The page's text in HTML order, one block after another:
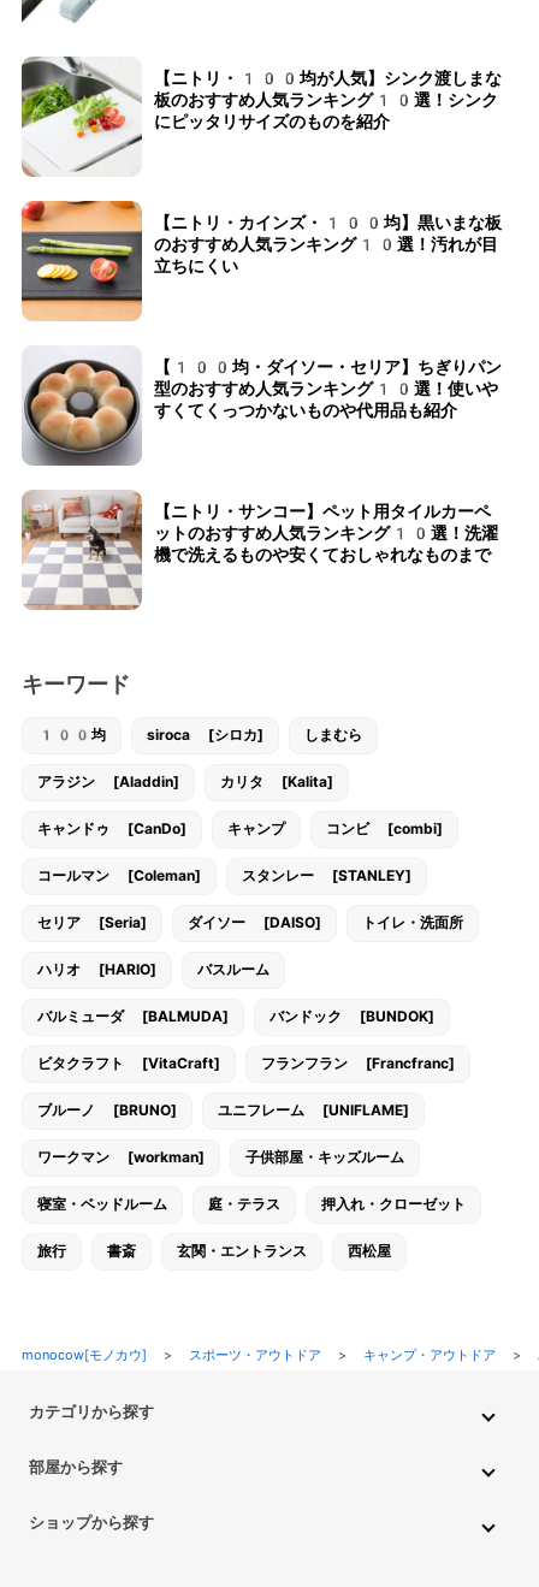
【ニトリ・100均が人気】シンク渡しまな
板のおすすめ人気ランキング10選！シンク
にピッタリサイズのものを紹介
【ニトリ・カインズ・100均】黒いまな板
のおすすめ人気ランキング10選！汚れが目
立ちにくい
【100均・ダイソー・セリア】ちぎりパン
型のおすすめ人気ランキング10選！使いや
すくてくっつかないものや代用品も紹介
【ニトリ・サンコー】ペット用タイルカーペ
ットのおすすめ人気ランキング10選！洗濯
機で洗えるものや安くておしゃれなものまで
キーワード
100均 siroca [シロカ] しまむら
アラジン [Aladdin] カリタ [Kalita]
キャンドゥ [CanDo] キャンプ コンビ [combi]
コールマン [Coleman] スタンレー [STANLEY]
セリア [Seria] ダイソー [DAISO] トイレ・洗面所
ハリオ [HARIO] バスルーム
バルミューダ [BALMUDA] バンドック [BUNDOK]
ビタクラフト [VitaCraft] フランフラン [Francfranc]
ブルーノ [BRUNO] ユニフレーム [UNIFLAME]
ワークマン [workman] 子供部屋・キッズルーム
寝室・ベッドルーム 庭・テラス 押入れ・クローゼット
旅行 書斎 玄関・エントランス 西松屋
monocow[モノカウ] > スポーツ・アウトドア > キャンプ・アウトドア >
カテゴリから探す
ペット用品 ベビー・キッズ
部屋から探す
ショップから探す